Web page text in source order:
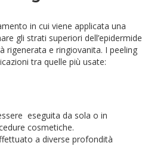
in cui viene applicata una
gli strati superiori dell’epidermide
rigenerata e ringiovanita. I peeling
tra quelle più usate:
eseguita da sola o in
cosmetiche.
a diverse profondità